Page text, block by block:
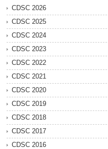
CDSC 2026
CDSC 2025
CDSC 2024
CDSC 2023
CDSC 2022
CDSC 2021
CDSC 2020
CDSC 2019
CDSC 2018
CDSC 2017
CDSC 2016